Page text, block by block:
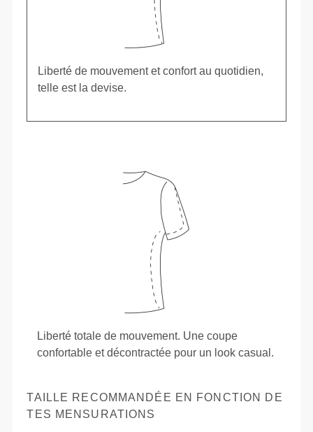
Liberté de mouvement et confort au quotidien,
telle est la devise.
Liberté totale de mouvement. Une coupe
confortable et décontractée pour un look casual.
TAILLE RECOMMANDÉE EN FONCTION DE
TES MENSURATIONS